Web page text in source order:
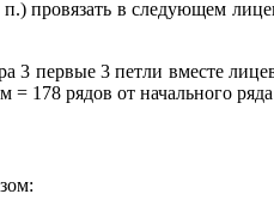
провязать в следующем
первые 3 петли вместе
178 рядов от начального